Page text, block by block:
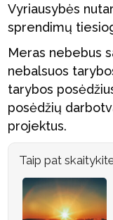
Vyriausybės
sprendimų
Meras nebebus
nebalsuos
tarybos
posėdžių
projektus.
Taip pat